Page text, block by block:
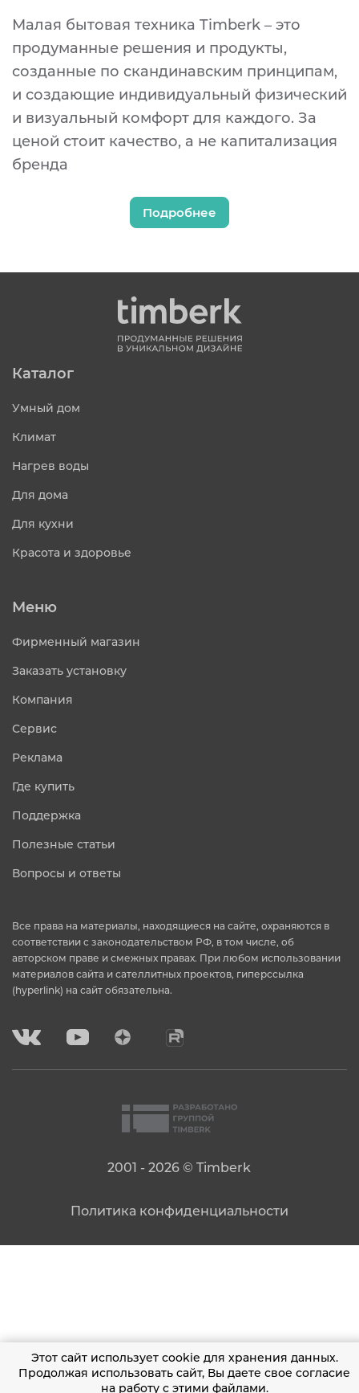
Малая бытовая техника Timberk – это
продуманные решения и продукты,
созданные по скандинавским принципам,
и создающие индивидуальный физический
и визуальный комфорт для каждого. За
ценой стоит качество, а не капитализация
бренда
Подробнее
Каталог
Умный дом
Климат
Нагрев воды
Для дома
Для кухни
Красота и здоровье
Меню
Фирменный магазин
Заказать установку
Компания
Сервис
Реклама
Где купить
Поддержка
Полезные статьи
Вопросы и ответы
Все права на материалы, находящиеся на сайте, охраняются в
соответствии с законодательством РФ, в том числе, об
авторском праве и смежных правах. При любом использовании
материалов сайта и сателлитных проектов, гиперссылка
(hyperlink) на сайт обязательна.
2001 - 2026 © Timberk
Политика конфиденциальности
Этот сайт использует cookie для хранения данных.
Продолжая использовать сайт, Вы даете свое согласие
на работу с этими файлами.